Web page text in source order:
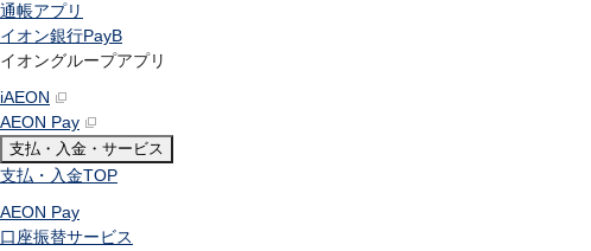
通帳アプリ
イオン銀行PayB
イオングループアプリ
iAEON
AEON Pay
支払・入金・サービス
支払・入金TOP
AEON Pay
口座振替サービス